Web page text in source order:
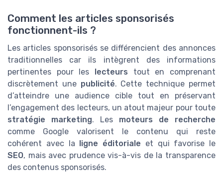
Comment les articles sponsorisés
fonctionnent-ils ?
Les articles sponsorisés se différencient des annonces
traditionnelles car ils intègrent des informations
pertinentes pour les
lecteurs tout en comprenant
discrètement une publicité. Cette technique permet
d’atteindre une audience cible tout en préservant
l’engagement des lecteurs, un atout majeur pour toute
stratégie marketing. Les moteurs de recherche
comme Google valorisent le contenu qui reste
cohérent avec la
ligne éditoriale et qui favorise le
SEO, mais avec prudence vis-à-vis de la transparence
des contenus sponsorisés.